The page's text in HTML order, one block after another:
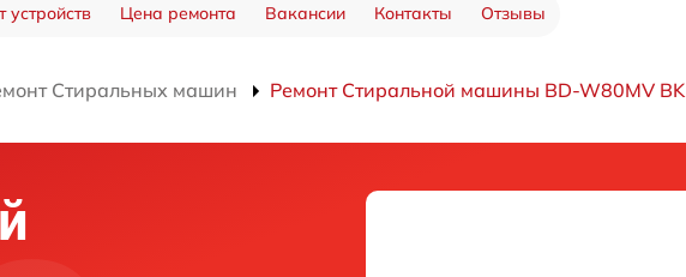
устройств Цена ремонта Вакансии Контакты Отзывы
Стиральных машин Ремонт Стиральной машины BD-W80MV BK